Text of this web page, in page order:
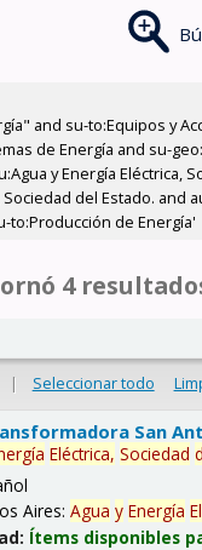
and su-to:Equipos y
de Energía and su-
y Energía
del Estado.
to:Producción de Energía'
4
| Seleccionar todo
San
Eléctrica, Sociedad
Aires:Agua y Energía
Ítems disponibles